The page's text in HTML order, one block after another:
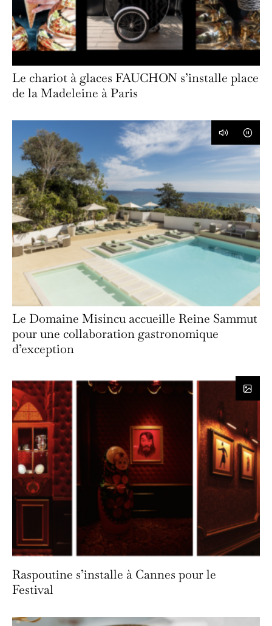
Le chariot à glaces FAUCHON s’installe place
de la Madeleine à Paris
Le Domaine Misíncu accueille Reine Sammut
pour une collaboration gastronomique
d’exception
Raspoutine s’installe à Cannes pour le
Festival